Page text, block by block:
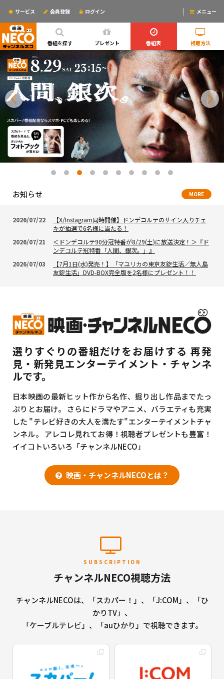
番組を探す プレゼント 番組表 視聴方法
サービス 会員登録 ログイン メニュー
ログインするとリマインドメールが使えるYO!
お知らせ MORE
2026/07/22
【X/Instagram同時開催】ドンデコルテのサイン入りチェ
キが抽選で6名様に当たる！
2026/07/21
＜ドンデコルテ90分冠特番が8/29(土)に放送決定！＞『ド
ンデコルテ冠特番「人間、銀次。」』
2026/07/03
【7月1日(水)発売！】「マユリカの東京友錠生活／無人島
友錠生活」DVD-BOX完全版を2名様にプレゼント！！
選りすぐりの番組だけをお届けする 再発
見・新発見エンターテイメント・チャンネ
ルです。
日本映画の最新ヒット作から名作、掘り出し作品までたっ
ぷりとお届け。
さらにドラマやアニメ、バラエティも充実
した "テレビ好きの大人を満たす"エンターテイメントチャ
ンネル。
アレコレ見れてお得！視聴者プレゼントも豊富！
イイコトいろいろ「チャンネルNECO」
映画・チャンネルNECOとは？
SUBSCRIPTION
チャンネルNECO視聴方法
チャンネルNECOは、「スカパー！」、「J:COM」、「ひ
かりTV」、
「ケーブルテレビ」、「auひかり」で視聴できます。